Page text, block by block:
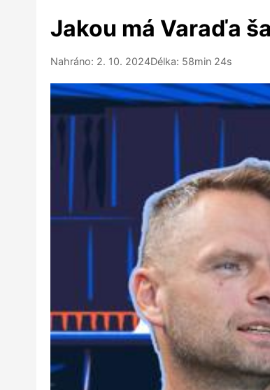
Jakou má Varaďa
Nahráno: 2. 10. 2024Délka: 58min 24s